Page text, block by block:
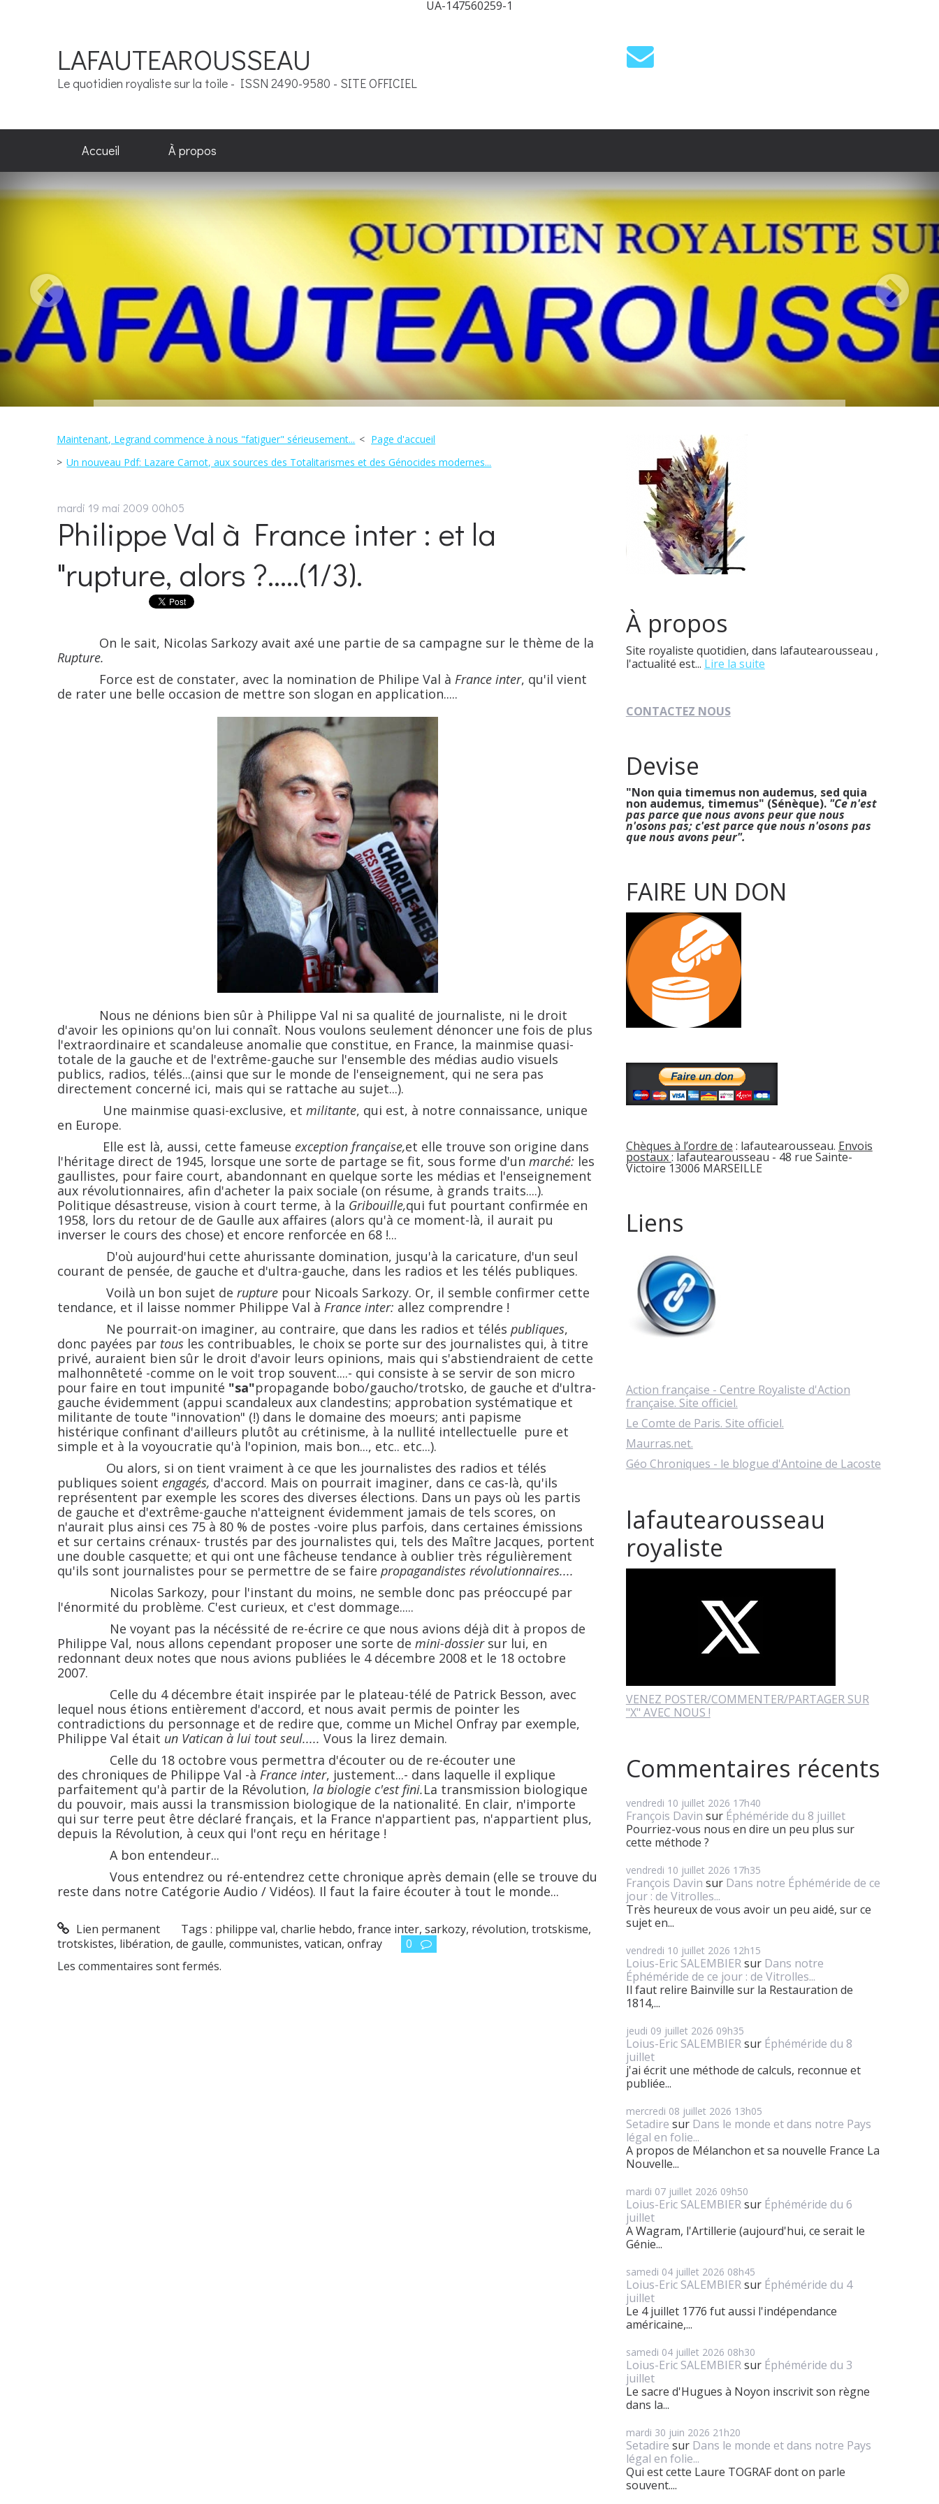
UA-147560259-1
LAFAUTEAROUSSEAU
Le quotidien royaliste sur la toile - ISSN 2490-9580 - SITE OFFICIEL
Accueil À propos
Maintenant, Legrand commence à nous "fatiguer" sérieusement...
Page d'accueil
Un nouveau Pdf: Lazare Carnot, aux sources des Totalitarismes et des Génocides modernes...
mardi 19 mai 2009 00h05
Philippe Val à France inter : et la
"rupture, alors ?.....(1/3).
On le sait, Nicolas Sarkozy avait axé une partie de sa campagne sur le thème de la
Rupture.
Force est de constater, avec la nomination de Philipe Val à France inter, qu'il vient
de rater une belle occasion de mettre son slogan en application.....
Nous ne dénions bien sûr à Philippe Val ni sa qualité de journaliste, ni le droit
d'avoir les opinions qu'on lui connaît. Nous voulons seulement dénoncer une fois de plus
l'extraordinaire et scandaleuse anomalie que constitue, en France, la mainmise quasi-
totale de la gauche et de l'extrême-gauche sur l'ensemble des médias audio visuels
publics, radios, télés...(ainsi que sur le monde de l'enseignement, qui ne sera pas
directement concerné ici, mais qui se rattache au sujet...).
Une mainmise quasi-exclusive, et militante, qui est, à notre connaissance, unique
en Europe.
Elle est là, aussi, cette fameuse exception française,et elle trouve son origine dans
l'héritage direct de 1945, lorsque une sorte de partage se fit, sous forme d'un marché: les
gaullistes, pour faire court, abandonnant en quelque sorte les médias et l'enseignement
aux révolutionnaires, afin d'acheter la paix sociale (on résume, à grands traits....).
Politique désastreuse, vision à court terme, à la Gribouille,qui fut pourtant confirmée en
1958, lors du retour de de Gaulle aux affaires (alors qu'à ce moment-là, il aurait pu
inverser le cours des chose) et encore renforcée en 68 !...
D'où aujourd'hui cette ahurissante domination, jusqu'à la caricature, d'un seul
courant de pensée, de gauche et d'ultra-gauche, dans les radios et les télés publiques.
Voilà un bon sujet de rupture pour Nicoals Sarkozy. Or, il semble confirmer cette
tendance, et il laisse nommer Philippe Val à France inter: allez comprendre !
Ne pourrait-on imaginer, au contraire, que dans les radios et télés publiques,
donc payées par tous les contribuables, le choix se porte sur des journalistes qui, à titre
privé, auraient bien sûr le droit d'avoir leurs opinions, mais qui s'abstiendraient de cette
malhonnêteté -comme on le voit trop souvent....- qui consiste à se servir de son micro
pour faire en tout impunité "sa"propagande bobo/gaucho/trotsko, de gauche et d'ultra-
gauche évidemment (appui scandaleux aux clandestins; approbation systématique et
militante de toute "innovation" (!) dans le domaine des moeurs; anti papisme
histérique confinant d'ailleurs plutôt au crétinisme, à la nullité intellectuelle pure et
simple et à la voyoucratie qu'à l'opinion, mais bon..., etc.. etc...).
Ou alors, si on tient vraiment à ce que les journalistes des radios et télés
publiques soient engagés, d'accord. Mais on pourrait imaginer, dans ce cas-là, qu'ils
représentent par exemple les scores des diverses élections. Dans un pays où les partis
de gauche et d'extrême-gauche n'atteignent évidemment jamais de tels scores, on
n'aurait plus ainsi ces 75 à 80 % de postes -voire plus parfois, dans certaines émissions
et sur certains crénaux- trustés par des journalistes qui, tels des Maître Jacques, portent
une double casquette; et qui ont une fâcheuse tendance à oublier très régulièrement
qu'ils sont journalistes pour se permettre de se faire propagandistes révolutionnaires....
Nicolas Sarkozy, pour l'instant du moins, ne semble donc pas préoccupé par
l'énormité du problème. C'est curieux, et c'est dommage.....
Ne voyant pas la nécéssité de re-écrire ce que nous avions déjà dit à propos de
Philippe Val, nous allons cependant proposer une sorte de mini-dossiersur lui, en
redonnant deux notes que nous avions publiées le 4 décembre 2008 et le 18 octobre
2007.
Celle du 4 décembre était inspirée par le plateau-télé de Patrick Besson, avec
lequel nous étions entièrement d'accord, et nous avait permis de pointer les
contradictions du personnage et de redire que, comme un Michel Onfray par exemple,
Philippe Val était un Vatican à lui tout seul..... Vous la lirez demain.
Celle du 18 octobre vous permettra d'écouter ou de re-écouter une
des chroniques de Philippe Val -à France inter, justement...- dans laquelle il explique
parfaitement qu'à partir de la Révolution, la biologie c'est fini.La transmission biologique
du pouvoir, mais aussi la transmission biologique de la nationalité. En clair, n'importe
qui sur terre peut être déclaré français, et la France n'appartient pas, n'appartient plus,
depuis la Révolution, à ceux qui l'ont reçu en héritage !
A bon entendeur...
Vous entendrez ou ré-entendrez cette chronique après demain (elle se trouve du
reste dans notre Catégorie Audio / Vidéos). Il faut la faire écouter à tout le monde...
Lien permanent Tags : philippe val,charlie hebdo,france inter,sarkozy, révolution,trotskisme,
trotskistes, libération, de gaulle, communistes, vatican, onfray
0
Les commentaires sont fermés.
À propos
Site royaliste quotidien, dans lafautearousseau ,
l'actualité est... Lire la suite
CONTACTEZ NOUS
Devise
"Non quia timemus non audemus, sed quia
non audemus, timemus" (Sénèque). "Ce n'est
pas parce que nous avons peur que nous
n'osons pas; c'est parce que nous n'osons pas
que nous avons peur".
FAIRE UN DON
Chèques à l’ordre de : lafautearousseau. Envois
postaux: lafautearousseau - 48 rue Sainte-
Victoire 13006 MARSEILLE
Liens
Action française - Centre Royaliste d'Action
française. Site officiel.
Le Comte de Paris. Site officiel.
Maurras.net.
Géo Chroniques - le blogue d'Antoine de Lacoste
lafautearousseau
royaliste
VENEZ POSTER/COMMENTER/PARTAGER SUR
"X" AVEC NOUS !
Commentaires récents
vendredi 10 juillet 2026 17h40
François Davin sur Éphéméride du 8 juillet
Pourriez-vous nous en dire un peu plus sur
cette méthode ?
vendredi 10 juillet 2026 17h35
François Davin sur Dans notre Éphéméride de ce
jour : de Vitrolles...
Très heureux de vous avoir un peu aidé, sur ce
sujet en...
vendredi 10 juillet 2026 12h15
Loius-Eric SALEMBIERsur Dans notre
Éphéméride de ce jour : de Vitrolles...
Il faut relire Bainville sur la Restauration de
1814,...
jeudi 09 juillet 2026 09h35
Loius-Eric SALEMBIERsur Éphéméride du 8
juillet
j'ai écrit une méthode de calculs, reconnue et
publiée...
mercredi 08 juillet 2026 13h05
Setadire sur Dans le monde et dans notre Pays
légal en folie...
A propos de Mélanchon et sa nouvelle France La
Nouvelle...
mardi 07 juillet 2026 09h50
Loius-Eric SALEMBIERsur Éphéméride du 6
juillet
A Wagram, l'Artillerie (aujourd'hui, ce serait le
Génie...
samedi 04 juillet 2026 08h45
Loius-Eric SALEMBIERsur Éphéméride du 4
juillet
Le 4 juillet 1776 fut aussi l'indépendance
américaine,...
samedi 04 juillet 2026 08h30
Loius-Eric SALEMBIERsur Éphéméride du 3
juillet
Le sacre d'Hugues à Noyon inscrivit son règne
dans la...
mardi 30 juin 2026 21h20
Setadire sur Dans le monde et dans notre Pays
légal en folie...
Qui est cette Laure TOGRAF dont on parle
souvent....